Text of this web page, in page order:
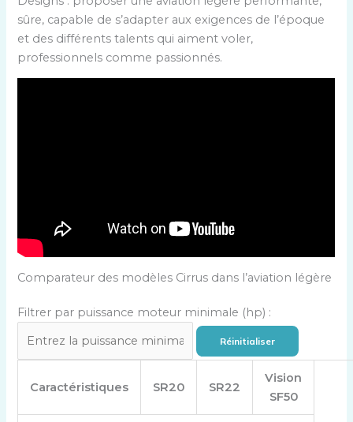
sûre, capable de s’adapter aux exigences de l’époque
et des différents talents qui aiment voler,
professionnels comme passionnés.
Comparateur des modèles Cirrus dans l’aviation légère
Filtrer par puissance moteur minimale (hp) :
Réinitialiser
Caractéristiques SR20 SR22
Vision
SF50